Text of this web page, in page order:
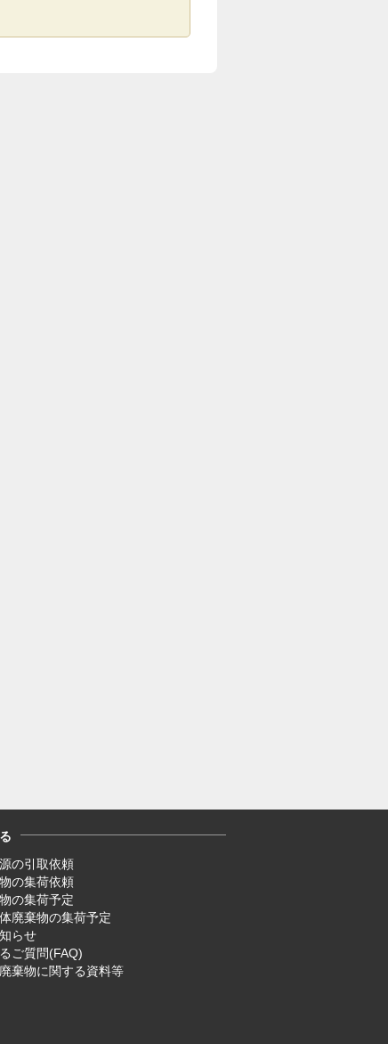
の引取依頼
の集荷依頼
の集荷予定
廃棄物の集荷予定
らせ
ご質問(FAQ)
棄物に関する資料等